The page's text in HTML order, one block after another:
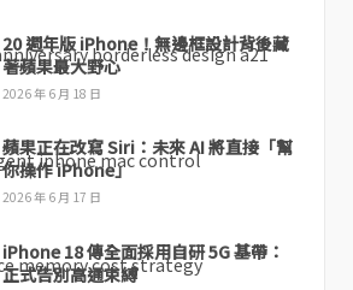
20 週年版 iPhone！無邊框設計背後藏
著蘋果最大野心
2026 年 6 月 18 日
蘋果正在改寫 Siri：未來 AI 將直接「幫
你操作 iPhone」
2026 年 6 月 17 日
iPhone 18 傳全面採用自研 5G 基帶：
正式告別高通束縛